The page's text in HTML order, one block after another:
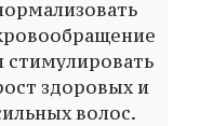
стимулировать
здоровых и
волос.